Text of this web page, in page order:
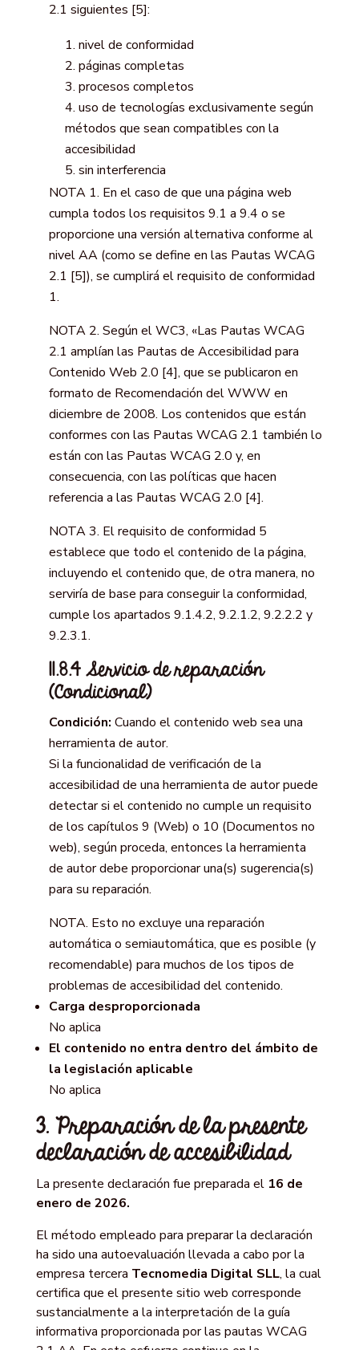
2.1 siguientes [5]:
nivel de conformidad
páginas completas
procesos completos
uso de tecnologías exclusivamente según
métodos que sean compatibles con la
accesibilidad
sin interferencia
NOTA 1. En el caso de que una página web
cumpla todos los requisitos 9.1 a 9.4 o se
proporcione una versión alternativa conforme al
nivel AA (como se define en las Pautas WCAG
2.1 [5]), se cumplirá el requisito de conformidad
1.
NOTA 2. Según el WC3, «Las Pautas WCAG
2.1 amplían las Pautas de Accesibilidad para
Contenido Web 2.0 [4], que se publicaron en
formato de Recomendación del WWW en
diciembre de 2008. Los contenidos que están
conformes con las Pautas WCAG 2.1 también lo
están con las Pautas WCAG 2.0 y, en
consecuencia, con las políticas que hacen
referencia a las Pautas WCAG 2.0 [4].
NOTA 3. El requisito de conformidad 5
establece que todo el contenido de la página,
incluyendo el contenido que, de otra manera, no
serviría de base para conseguir la conformidad,
cumple los apartados 9.1.4.2, 9.2.1.2, 9.2.2.2 y
9.2.3.1.
11.8.4 Servicio de reparación
(Condicional)
Condición: Cuando el contenido web sea una
herramienta de autor.
Si la funcionalidad de verificación de la
accesibilidad de una herramienta de autor puede
detectar si el contenido no cumple un requisito
de los capítulos 9 (Web) o 10 (Documentos no
web), según proceda, entonces la herramienta
de autor debe proporcionar una(s) sugerencia(s)
para su reparación.
NOTA. Esto no excluye una reparación
automática o semiautomática, que es posible (y
recomendable) para muchos de los tipos de
problemas de accesibilidad del contenido.
Carga desproporcionada
No aplica
El contenido no entra dentro del ámbito de
la legislación aplicable
No aplica
3. Preparación de la presente
declaración de accesibilidad
La presente declaración fue preparada el 16 de
enero de 2026.
El método empleado para preparar la declaración
ha sido una autoevaluación llevada a cabo por la
empresa tercera Tecnomedia Digital SLL, la cual
certifica que el presente sitio web corresponde
sustancialmente a la interpretación de la guía
informativa proporcionada por las pautas WCAG